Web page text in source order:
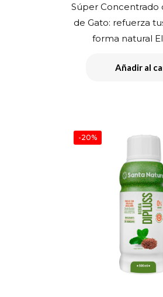
S/
Súper Concentrado
de Gato: refuerza
forma natural
Añadir al
-20%